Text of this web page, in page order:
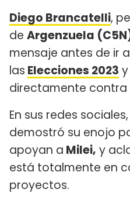
Diego Brancatelli,
de Argenzuela
mensaje antes de ir
las Elecciones 2023
directamente contra
En sus redes sociales,
demostró su enojo
apoyan a Milei, y
está totalmente en
proyectos.